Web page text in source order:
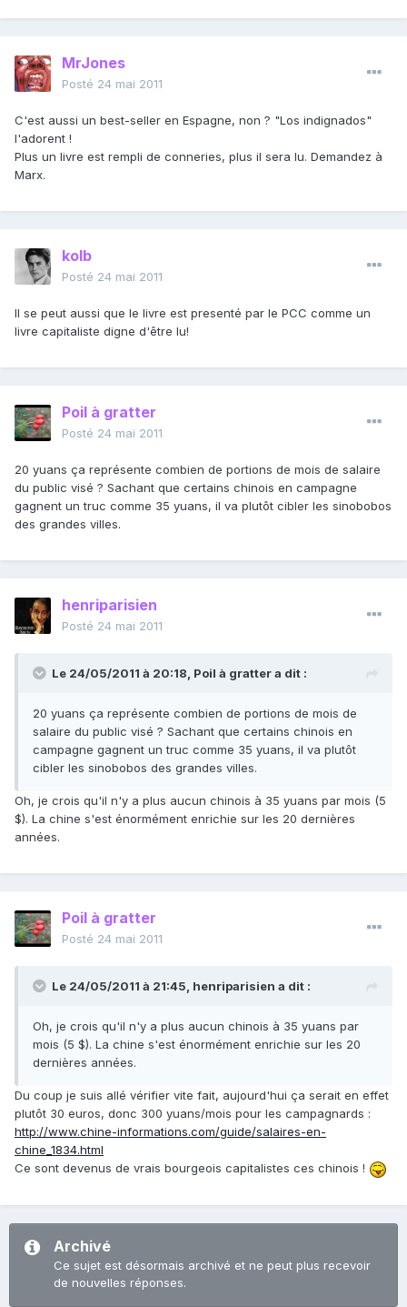
MrJones
Posté 24 mai 2011
C'est aussi un best-seller en Espagne, non ? "Los indignados"
l'adorent !
Plus un livre est rempli de conneries, plus il sera lu. Demandez à
Marx.
kolb
Posté 24 mai 2011
Il se peut aussi que le livre est presenté par le PCC comme un
livre capitaliste digne d'être lu!
Poil à gratter
Posté 24 mai 2011
20 yuans ça représente combien de portions de mois de salaire
du public visé ? Sachant que certains chinois en campagne
gagnent un truc comme 35 yuans, il va plutôt cibler les sinobobos
des grandes villes.
henriparisien
Posté 24 mai 2011
Le 24/05/2011 à 20:18, Poil à gratter a dit :
20 yuans ça représente combien de portions de mois de
salaire du public visé ? Sachant que certains chinois en
campagne gagnent un truc comme 35 yuans, il va plutôt
cibler les sinobobos des grandes villes.
Oh, je crois qu'il n'y a plus aucun chinois à 35 yuans par mois (5
$). La chine s'est énormément enrichie sur les 20 dernières
années.
Poil à gratter
Posté 24 mai 2011
Le 24/05/2011 à 21:45, henriparisien a dit :
Oh, je crois qu'il n'y a plus aucun chinois à 35 yuans par
mois (5 $). La chine s'est énormément enrichie sur les 20
dernières années.
Du coup je suis allé vérifier vite fait, aujourd'hui ça serait en effet
plutôt 30 euros, donc 300 yuans/mois pour les campagnards :
http://www.chine-informations.com/guide/salaires-en-
chine_1834.html
Ce sont devenus de vrais bourgeois capitalistes ces chinois !
Archivé
Ce sujet est désormais archivé et ne peut plus recevoir
de nouvelles réponses.